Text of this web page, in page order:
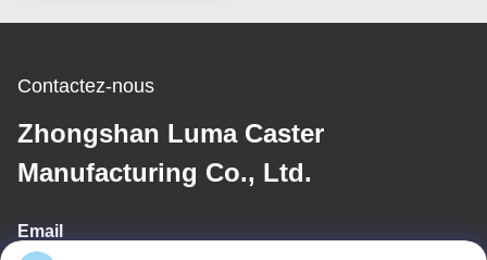
chargement 400-850 kg
Contactez-nous
Zhongshan Luma Caster
Manufacturing Co., Ltd.
Email